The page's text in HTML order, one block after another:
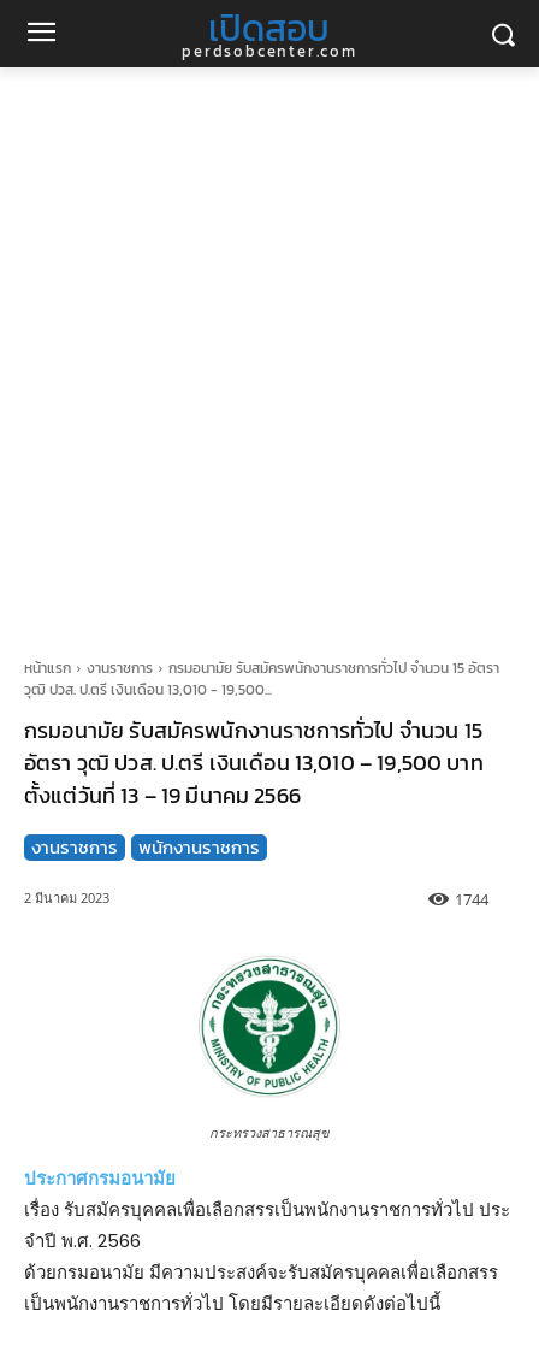
เปิดสอบ
perdsobcenter.com
หน้าแรก งานราชการ
กรมอนามัย รับสมัครพนักงานราชการทั่วไป จำนวน 15 อัตรา
วุฒิ ปวส. ป.ตรี เงินเดือน 13,010 - 19,500...
กรมอนามัย รับสมัครพนักงานราชการทั่วไป จำนวน 15
อัตรา วุฒิ ปวส. ป.ตรี เงินเดือน 13,010 – 19,500 บาท
ตั้งแต่วันที่ 13 – 19 มีนาคม 2566
งานราชการ พนักงานราชการ
2 มีนาคม 2023 1744
กระทรวงสาธารณสุข
ประกาศกรมอนามัย
เรื่อง รับสมัครบุคคลเพื่อเลือกสรรเป็นพนักงานราชการทั่วไป ประ
จําปี พ.ศ. 2566
ด้วยกรมอนามัย มีความประสงค์จะรับสมัครบุคคลเพื่อเลือกสรร
เป็นพนักงานราชการทั่วไป โดยมีรายละเอียดดังต่อไปนี้